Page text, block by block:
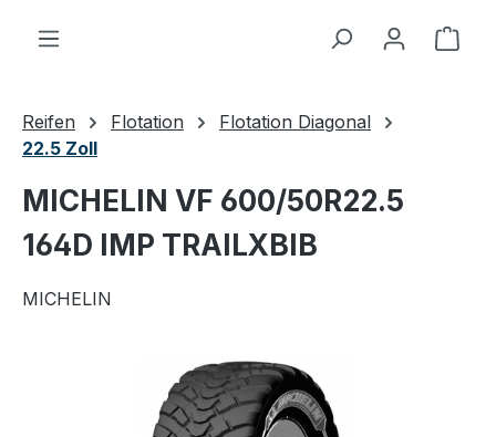
Reifen Flotation
Flotation Diagonal
22.5 Zoll
MICHELIN VF 600/50R22.5
164D IMP TRAILXBIB
MICHELIN
Bildergalerie überspringen